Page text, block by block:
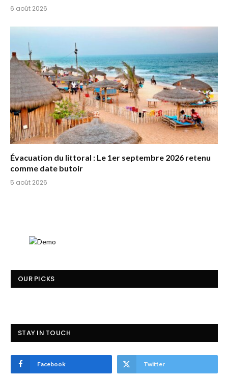
6 août 2026
Évacuation du littoral : Le 1er septembre 2026 retenu
comme date butoir
5 août 2026
OUR PICKS
STAY IN TOUCH
Facebook Twitter